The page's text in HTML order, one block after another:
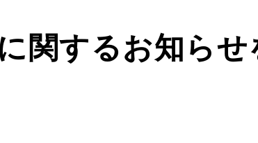
関するお知ら